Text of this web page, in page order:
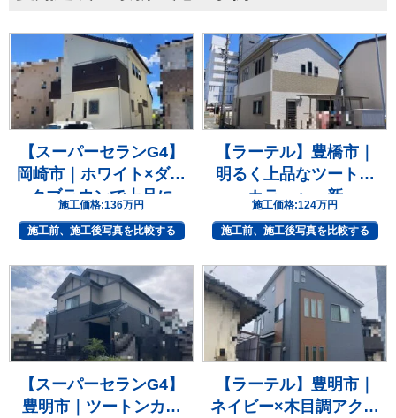
【スーパーセランG4】
岡崎市｜ホワイト×ダー
クブラウンで上品に
施工価格:136万円
施工前、施工後写真を比較する
【ラーテル】豊橋市｜
明るく上品なツートン
カラーへ一新
施工価格:124万円
施工前、施工後写真を比較する
【スーパーセランG4】
豊明市｜ツートンカラ
【ラーテル】豊明市｜
ネイビー×木目調アクセ